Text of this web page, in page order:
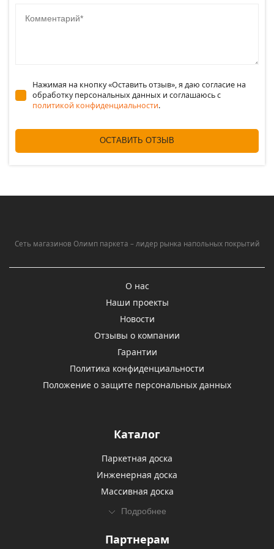
Нажимая на кнопку «Оставить отзыв», я даю согласие на
обработку персональных данных и соглашаюсь c
политикой конфиденциальности.
ОСТАВИТЬ ОТЗЫВ
Сеть магазинов Олимп паркета – лидер рынка напольных покрытий
О нас
Наши проекты
Новости
Отзывы о компании
Гарантии
Политика конфиденциальности
Положение о защите персональных данных
Каталог
Паркетная доска
Инженерная доска
Массивная доска
Подробнее
Партнерам